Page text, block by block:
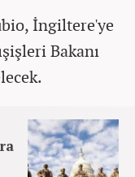
İngiltere'ye
Bakanı